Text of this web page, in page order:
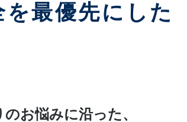
最優先にした
お悩みに沿った、